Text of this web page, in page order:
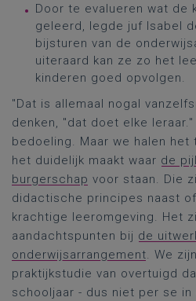
Door te evalueren wat de
geleerd, legde juf Isabel
bijsturen van de
uiteraard kan ze zo het
kinderen goed opvolgen.
"Dat is allemaal nogal
denken, "dat doet elke
bedoeling. Maar we halen het
het duidelijk maakt waar de
burgerschap voor staan. Die
didactische principes naast
krachtige leeromgeving. Het
aandachtspunten bij de
onderwijsarrangement. We
praktijkstudie van overtuigd
schooljaar - dus niet per se